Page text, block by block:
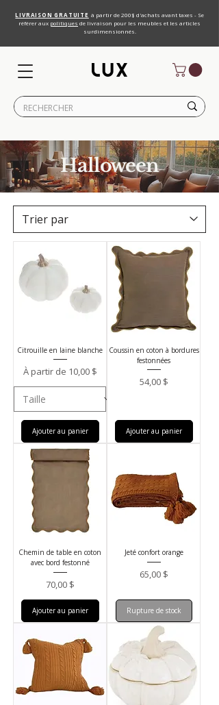
LIVRAISON GRATUITE à partir de 200$ d'achats avant taxes - Se
référer aux politiques de livraison pour les meubles et les articles
surdimensionnés.
Halloween
Citrouille en laine blanche
À partir de 10,00 $
Prix promotionnel
Ajouter au panier
Coussin en coton à bordures
festonnées
Prix
54,00 $
Ajouter au panier
Chemin de table en coton
avec bord festonné
Prix
70,00 $
Ajouter au panier
Jeté confort orange
Prix
65,00 $
Rupture de stock